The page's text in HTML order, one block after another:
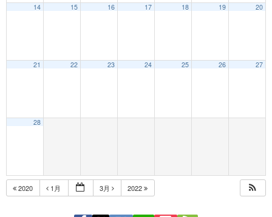
14 15 16 17 18 19 20
21 22 23 24 25 26 27
28
2020 1月 3月 2022